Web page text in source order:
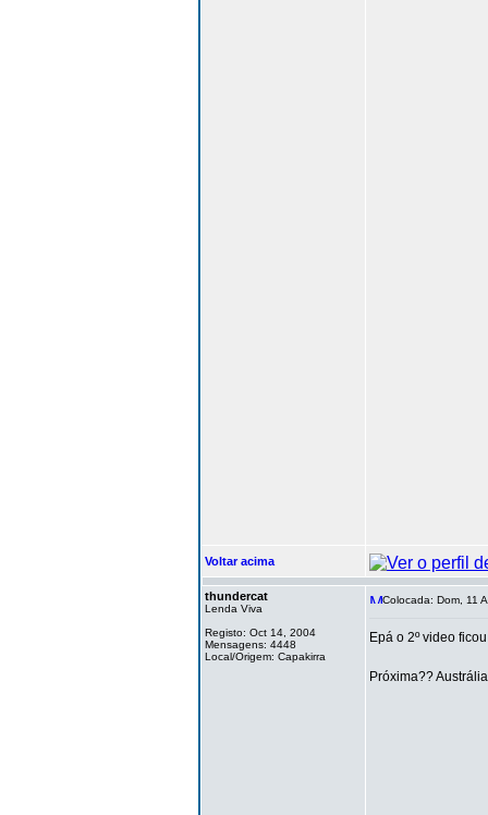
Voltar acima
thundercat
Lenda Viva
Registo: Oct 14, 2004
Mensagens: 4448
Local/Origem: Capakirra
Colocada: Dom, 11
Epá o 2º video
Próxima??